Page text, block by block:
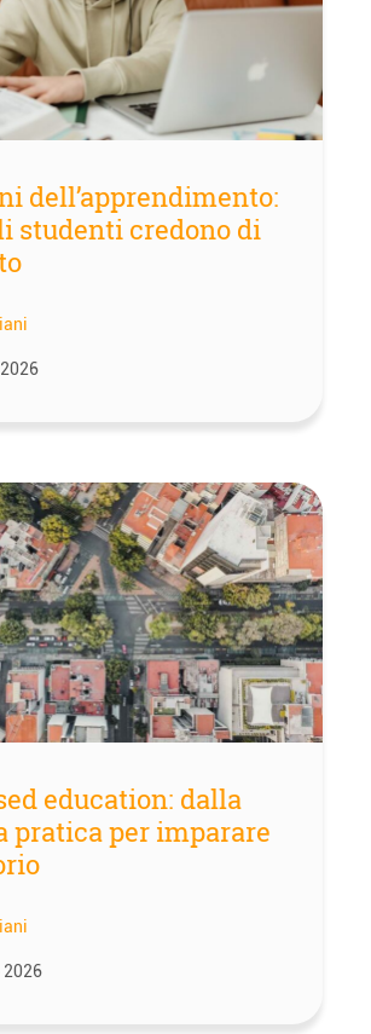
dell’apprendimento:
studenti credono di
education: dalla
pratica per imparare
2026